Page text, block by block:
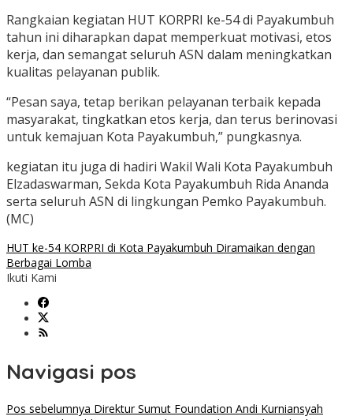
Rangkaian kegiatan HUT KORPRI ke-54 di Payakumbuh
tahun ini diharapkan dapat memperkuat motivasi, etos
kerja, dan semangat seluruh ASN dalam meningkatkan
kualitas pelayanan publik.
“Pesan saya, tetap berikan pelayanan terbaik kepada
masyarakat, tingkatkan etos kerja, dan terus berinovasi
untuk kemajuan Kota Payakumbuh,” pungkasnya.
kegiatan itu juga di hadiri Wakil Wali Kota Payakumbuh
Elzadaswarman, Sekda Kota Payakumbuh Rida Ananda
serta seluruh ASN di lingkungan Pemko Payakumbuh.
(MC)
HUT ke-54 KORPRI di Kota Payakumbuh Diramaikan dengan
Berbagai Lomba
Ikuti Kami
Navigasi pos
Pos sebelumnya Direktur Sumut Foundation Andi Kurniansyah